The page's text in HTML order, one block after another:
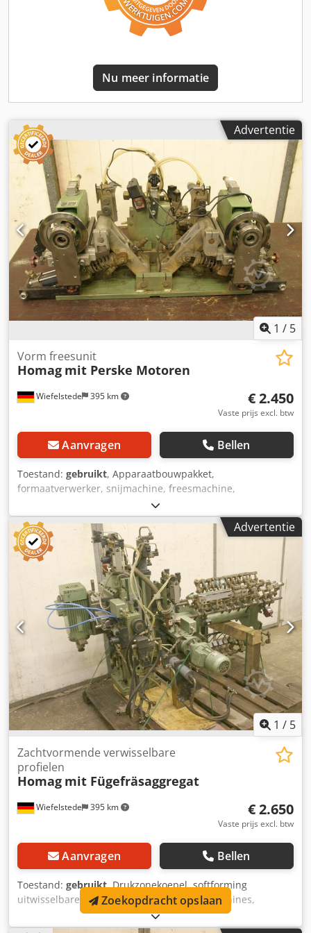
Maten: 1120/1100/H1340 mm -gewicht: 530 kg
Nu meer informatie
Advertentie
1 / 5
Wiefelstede 395 km
Vorm freesunit
Homag mit Perske Motoren
€ 2.450
Vaste prijs excl. btw
Aanvragen Bellen
Toestand: gebruikt, Apparaatbouwpakket,
formaatverwerker, snijmachine, freesmachine,
profielfreesmachine, voegenfreesmachine, snijmachine,
dubbelzijdige profiler, kantenbewerkingsmachine,
scoremotor, versnipperaarmotor, freesmotor voor
kantenbewerkingsmachine -De tweemotorige HOMAG-
profielfrezen zorgen voor hoekrondingen, ook bij de
verwerking van fineerhout. -voor het afronden van randen
aan de voor- en achterkant van het werkstuk en aan de
onderkant -elk 2x hoekkopieerapparaten -2x motoren
Perske -Vermogen: 0.3 KW -Voltage: 165 volt -Frequentie:
300 Hz -Snelheid: 18000 rpm -Maten: 780/470/H340 mm -
gewicht: 52 kg Dsdpfxjb Uht Ns Adisck
Advertentie
1 / 5
Wiefelstede 395 km
Zachtvormende verwisselbare
profielen
Homag mit Fügefräsaggregat
€ 2.650
Vaste prijs excl. btw
Aanvragen Bellen
Toestand: gebruikt, Drukzonekoepel, softforming
uitwisselbare profielen voor softforming machines,
dubbelzijdige tenoners, kantenbanken, scoremotor,
versnipperaarmotor, freesmotor voor
Zoekopdracht opslaan